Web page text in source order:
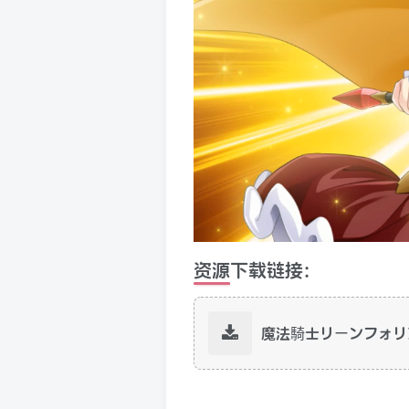
资源下载链接:
魔法騎士リーンフォ